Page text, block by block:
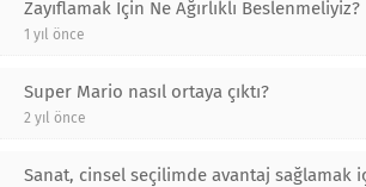
Zayıflamak İçin Ne Ağırlıklı Beslenmeliyiz?
1 yıl önce
Super Mario nasıl ortaya çıktı?
2 yıl önce
Sanat, cinsel seçilimde avantaj sağlamak